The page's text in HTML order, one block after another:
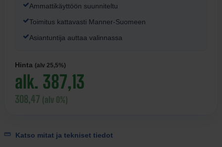
Ammattikäyttöön suunniteltu
Toimitus kattavasti Manner-Suomeen
Asiantuntija auttaa valinnassa
Hinta (alv 25,5%)
alk. 387,13
308,47 (alv 0%)
Katso mitat ja tekniset tiedot